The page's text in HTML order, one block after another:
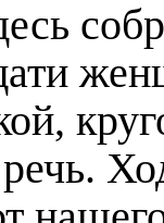
речь.